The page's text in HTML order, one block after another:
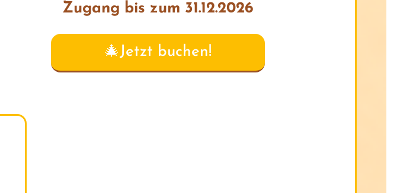
Zugang bis zum 31.12.2026
🎄Jetzt buchen!